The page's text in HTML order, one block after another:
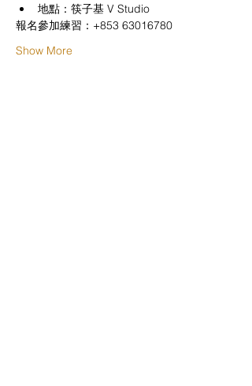
地點：筷子基 V Studio
報名參加練習：+853 63016780
Show More